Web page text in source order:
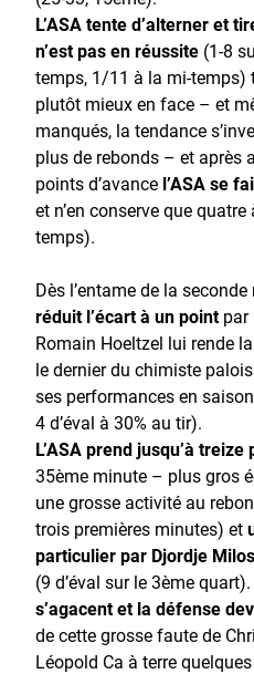
L’ASA tente d’alterner et
n’est pas en réussite (1-8
temps, 1/11 à la mi-temps)
plutôt mieux en face – et
manqués, la tendance
plus de rebonds – et après
points d’avance l’ASA se
et n’en conserve que
temps).
Dès l’entame de la
réduit l’écart à un pointpar
Romain Hoeltzel lui rende
le dernier du chimiste
ses performances en
4 d’éval à 30% au tir).
L’ASA prend jusqu’à treize
35ème minute – plus gros
une grosse activité au
trois premières minutes) et
particulier par Djordje
(9 d’éval sur le 3ème quart).
s’agacent et la défense
de cette grosse faute de
Léopold Ca à terre